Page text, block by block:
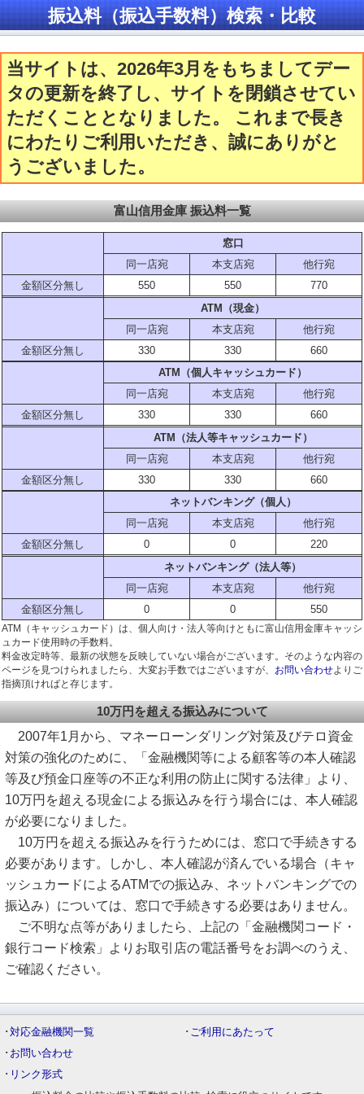
振込料（振込手数料）検索・比較
当サイトは、2026年3月をもちましてデー
タの更新を終了し、サイトを閉鎖させてい
ただくこととなりました。 これまで長き
にわたりご利用いただき、誠にありがと
うございました。
富山信用金庫 振込料一覧
窓口
同一店宛
本支店宛
他行宛
金額区分無し
550 550
770
ATM（現金）
同一店宛
本支店宛
他行宛
金額区分無し
330 330
660
ATM（個人キャッシュカード）
同一店宛
本支店宛
他行宛
金額区分無し
330 330
660
ATM（法人等キャッシュカード）
同一店宛
本支店宛
他行宛
金額区分無し
330 330
660
ネットバンキング（個人）
同一店宛
本支店宛
他行宛
金額区分無し
0 0
220
ネットバンキング（法人等）
同一店宛
本支店宛
他行宛
金額区分無し
0 0 550
ATM（キャッシュカード）は、個人向け・法人等向けともに富山信用金庫キャッシ
ュカード使用時の手数料。
料金改定時等、最新の状態を反映していない場合がございます。そのような内容の
ページを見つけられましたら、大変お手数ではございますが、 お問い合わせよりご
指摘頂ければと存じます。
10万円を超える振込みについて
2007年1月から、マネーローンダリング対策及びテロ資金
対策の強化のために、「金融機関等による顧客等の本人確認
等及び預金口座等の不正な利用の防止に関する法律」より、
10万円を超える現金による振込みを行う場合には、本人確認
が必要になりました。
10万円を超える振込みを行うためには、窓口で手続きする
必要があります。しかし、本人確認が済んでいる場合（キャ
ッシュカードによるATMでの振込み、ネットバンキングでの
振込み）については、窓口で手続きする必要はありません。
ご不明な点等がありましたら、上記の「金融機関コード・
銀行コード検索」よりお取引店の電話番号をお調べのうえ、
ご確認ください。
･対応金融機関一覧 ･ ご利用にあたって
･ お問い合わせ
･ リンク形式